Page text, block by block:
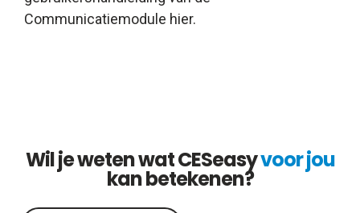
Communicatiemodule hier.
Wil je weten wat CESeasyvoor jou
kan betekenen?